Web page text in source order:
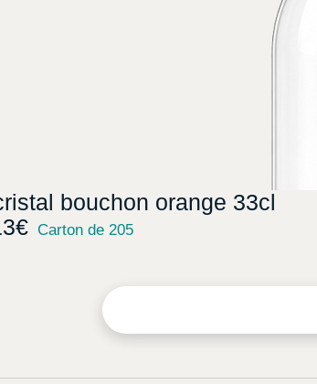
bouchon orange 33cl
€ Carton de 205